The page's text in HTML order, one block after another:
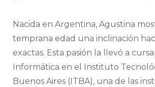
Nacida en Argentina, Agustina
temprana edad una inclinación
exactas. Esta pasión la llevó a
Informática en el Instituto
Buenos Aires (ITBA), una de las